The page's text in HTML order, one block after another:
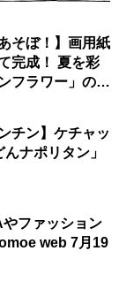
そぼ！】画用紙
完成！ 夏を彩
フラワー」の作
チン】ケチャッ
ナポリタン」
やファッション
web 7月19